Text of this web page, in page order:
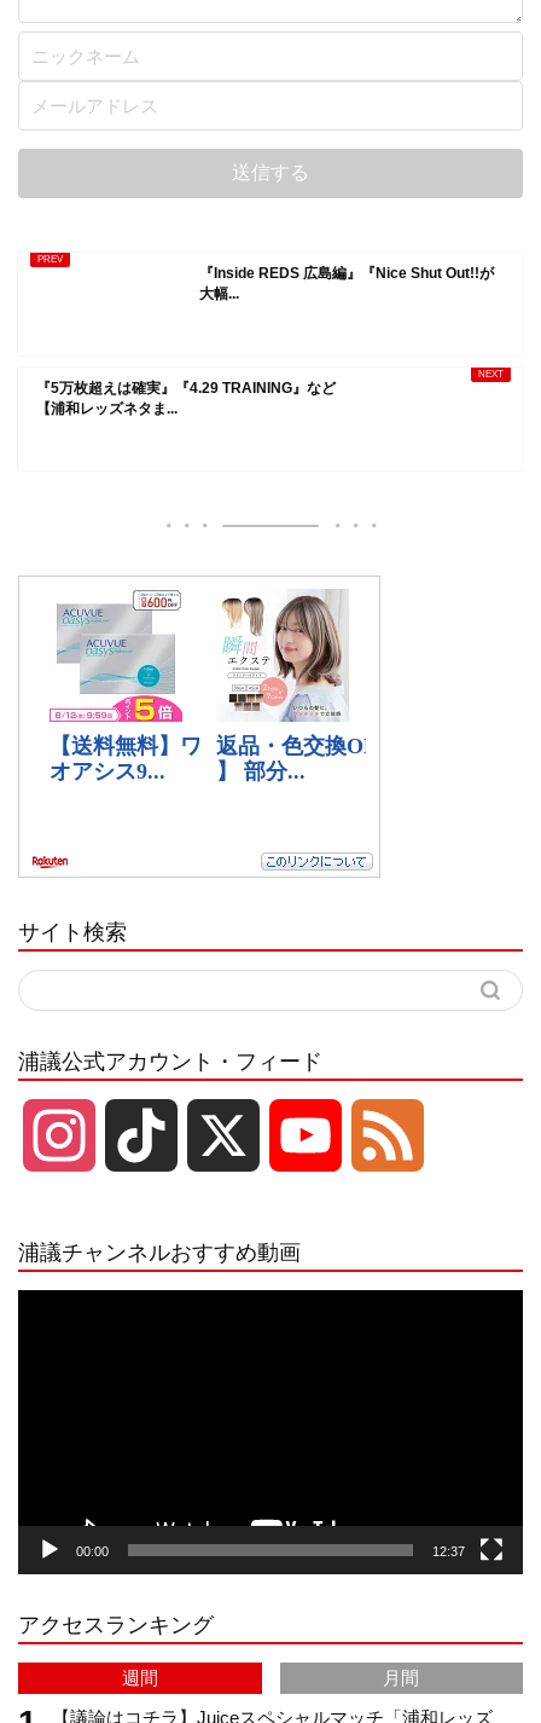
『Inside REDS 広島編』『Nice Shut Out!!が
大幅...
『5万枚超えは確実』『4.29 TRAINING』など
【浦和レッズネタま...
サイト検索
浦議公式アカウント・フィード
r
a
m
e
C
h
浦議チャンネルおすすめ動画
00:00 12:37
アクセスランキング
週間
月間
【議論はコチラ】Juiceスペシャルマッチ「浦和レッズ